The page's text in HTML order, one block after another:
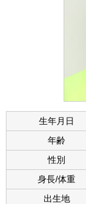
生年月日
年齢
性別
身長/体重
出生地